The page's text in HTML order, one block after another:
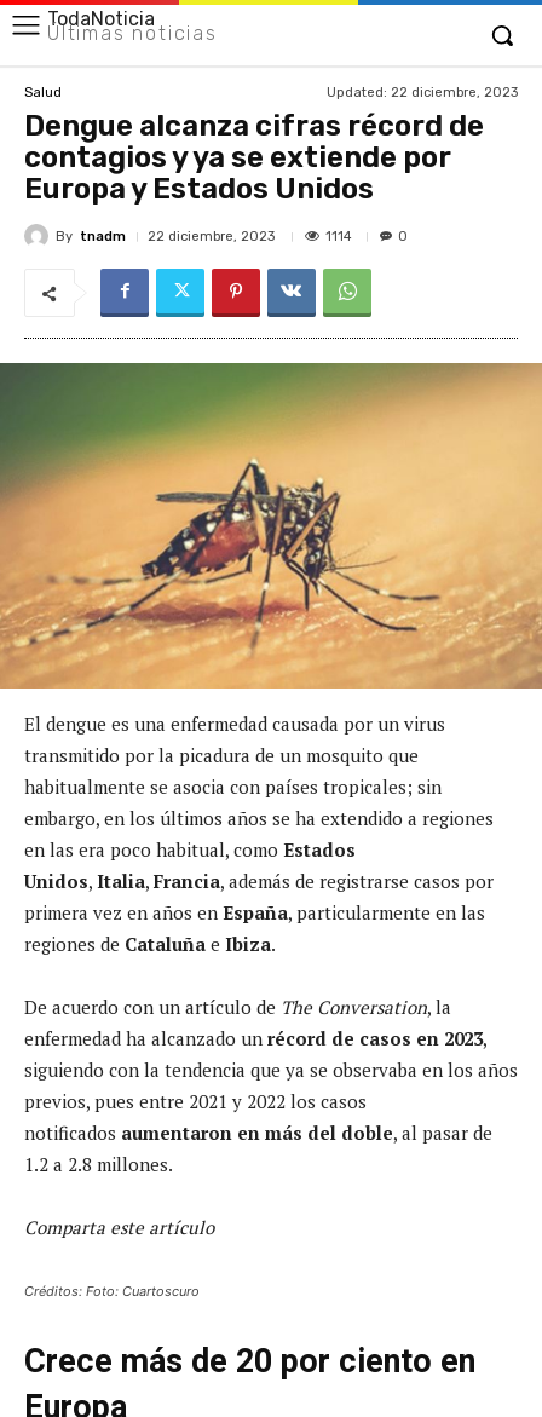
TodaNoticia
Últimas noticias
Salud Updated: 22 diciembre, 2023
Dengue alcanza cifras récord de
contagios y ya se extiende por
Europa y Estados Unidos
By tnadm 22 diciembre, 2023 1114 0
El dengue es una enfermedad causada por un virus
transmitido por la picadura de un mosquito que
habitualmente se asocia con países tropicales; sin
embargo, en los últimos años se ha extendido a regiones
en las era poco habitual, como Estados
Unidos, Italia, Francia, además de registrarse casos por
primera vez en años en España, particularmente en las
regiones de Cataluña e Ibiza.
De acuerdo con un artículo de The Conversation, la
enfermedad ha alcanzado un récord de casos en 2023,
siguiendo con la tendencia que ya se observaba en los años
previos, pues entre 2021 y 2022 los casos
notificados aumentaron en más del doble, al pasar de
1.2 a 2.8 millones.
Comparta este artículo
Créditos: Foto: Cuartoscuro
Crece más de 20 por ciento en
Europa